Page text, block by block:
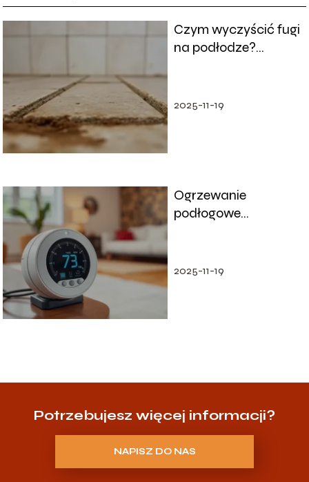
Czym wyczyścić fugi
na podłodze?
2025-11-19
Ogrzewanie
podłogowe
oszczędności
2025-11-19
Potrzebujesz więcej informacji?
NAPISZ DO NAS